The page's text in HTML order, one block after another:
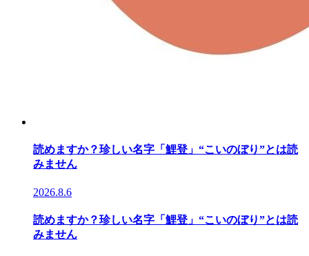
読めますか？珍しい名字「鯉登」“こいのぼり”とは読
みません
2026.8.6
読めますか？珍しい名字「鯉登」“こいのぼり”とは読
みません